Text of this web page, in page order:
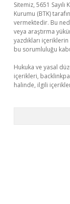
Sitemiz, 5651
Kurumu (BTK)
vermektedir. Bu
veya araştırma
yazdıkları
bu sorumluluğu
Hukuka ve yasal
içerikleri,
halinde, ilgili